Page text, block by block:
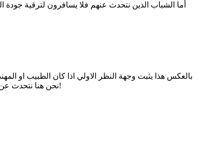
أما الشباب الذين نتحدث عنهم فلا يسافرون لترقية جودة
بالعكس هذا يثبت وجهة النظر الاولي اذا كان الطبيب او
نحن هنا نتحدث عن شخص ذو ظروف صعبة اصلا ، فيريد ان يستغل سن الشباب والمخاطرة ليخوض تلك المغامرة التي من الممكن لن يقوي عليها بعد عشر سنوات مثلا!